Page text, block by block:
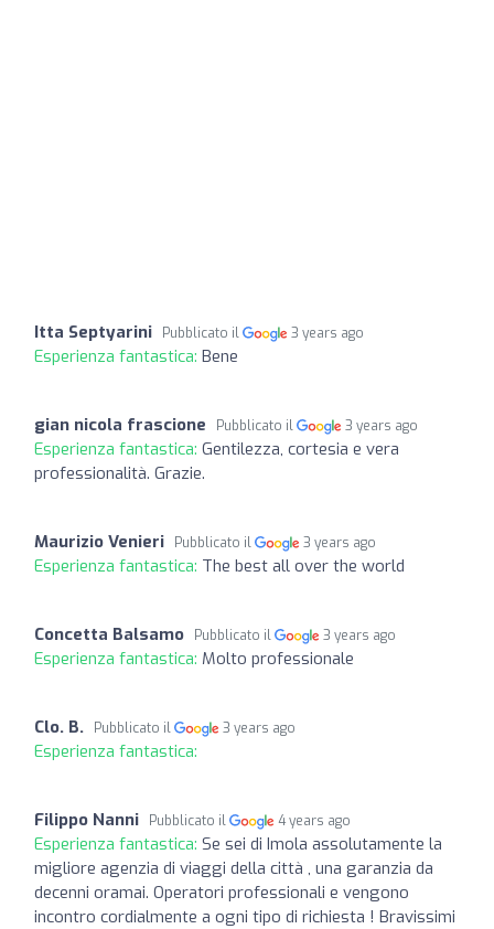
Itta Septyarini Pubblicato il 3 years ago
Esperienza fantastica: Bene
gian nicola frascione Pubblicato il 3 years ago
Esperienza fantastica: Gentilezza, cortesia e vera
professionalità. Grazie.
Maurizio Venieri Pubblicato il 3 years ago
Esperienza fantastica: The best all over the world
Concetta Balsamo Pubblicato il 3 years ago
Esperienza fantastica: Molto professionale
Clo. B. Pubblicato il 3 years ago
Esperienza fantastica:
Filippo Nanni Pubblicato il 4 years ago
Esperienza fantastica: Se sei di Imola assolutamente la
migliore agenzia di viaggi della città , una garanzia da
decenni oramai. Operatori professionali e vengono
incontro cordialmente a ogni tipo di richiesta ! Bravissimi